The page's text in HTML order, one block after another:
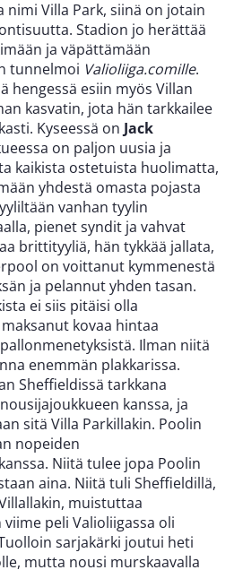
nimi Villa Park, siinä on jotain
Stadion jo herättää
ja väpättämään
tunnelmoi Valioliiga.comille.
hengessä esiin myös Villan
kasvatin, jota hän tarkkailee
Kyseessä on Jack
on paljon uusia ja
kaikista ostetuista huolimatta,
yhdestä omasta pojasta
vanhan tyylin
pienet syndit ja vahvat
brittityyliä, hän tykkää jallata,
on voittanut kymmenestä
ja pelannut yhden tasan.
ei siis pitäisi olla
kovaa hintaa
Ilman niitä
enemmän plakkarissa.
Sheffieldissä tarkkana
kanssa, ja
sitä Villa Parkillakin. Poolin
nopeiden
Niitä tulee jopa Poolin
aina. Niitä tuli Sheffieldillä,
muistuttaa
peli Valioliigassa oli
sarjakärki joutui heti
mutta nousi murskaavalla